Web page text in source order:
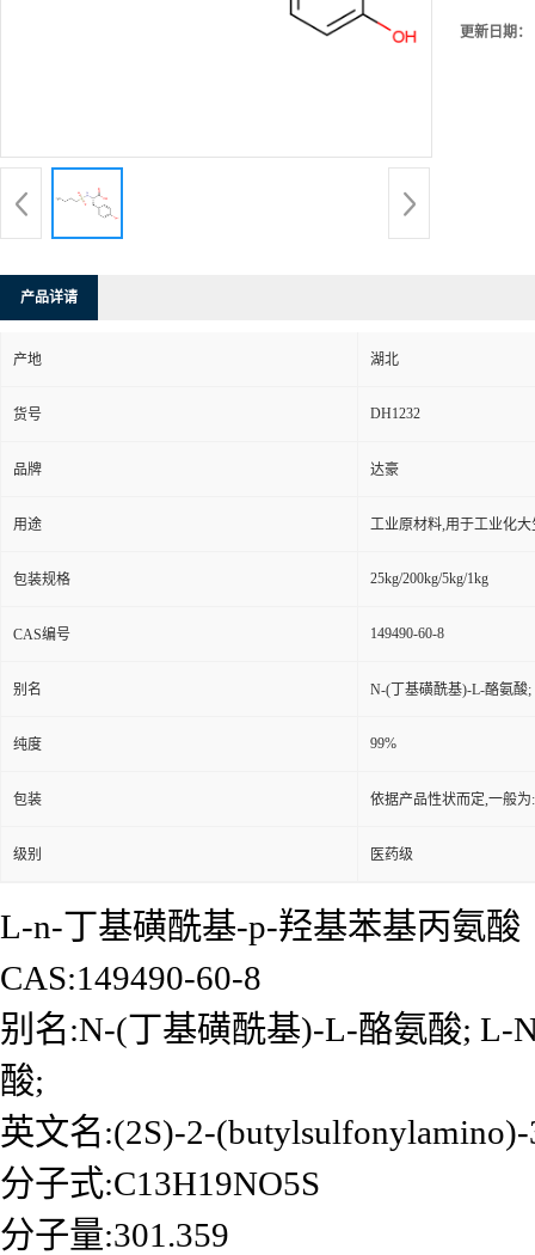
更新日期：
产品详请
产地 湖北
货号 DH1232
品牌 达豪
用途 工业原材料,用于工业化大
包装规格 25kg/200kg/5kg/1kg
CAS编号 149490-60-8
别名 N-(丁基磺酰基)-L-酪氨酸
纯度 99%
包装 依据产品性状而定,一般
级别 医药级
L-n-丁基磺酰基-p-羟基苯基丙氨酸
CAS:149490-60-8
别名:N-(丁基磺酰基)-L-酪氨酸; L-
酸;
英文名:(2S)-2-
分子式:C13H19NO5S
分子量:301.359